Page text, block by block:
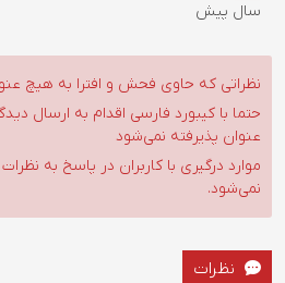
سال پیش
نظراتی که حاوی فحش و افترا به هیچ
حتما با کیبورد فارسی اقدام به ارسال
عنوان پذیرفته نمی‌شود
موارد درگیری با کاربران در پاسخ به
نمی‌شود.
نظرات